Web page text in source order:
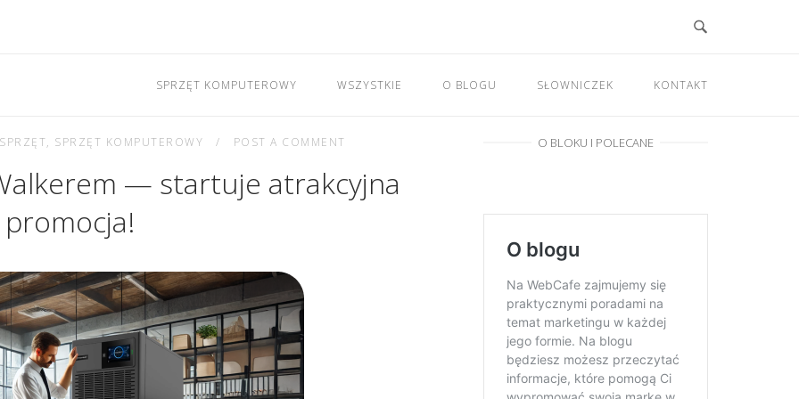
SPRZĘT KOMPUTEROWY WSZYSTKIE O BLOGU SŁOWNICZEK KONTAKT
SPRZĘT, SPRZĘT KOMPUTEROWY POST A COMMENT
— startuje atrakcyjna
promocja!
O BLOKU I POLECANE